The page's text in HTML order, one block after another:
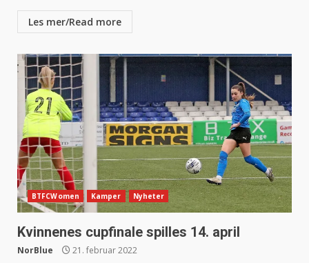
Les mer/Read more
BTFCWomen Kamper Nyheter
Kvinnenes cupfinale spilles 14. april
NorBlue 21. februar 2022